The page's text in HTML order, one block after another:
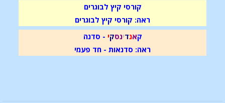
קורסי קיץ לבוגרים
ראה: קורסי קיץ לבוגרים
קאנדינסקי - סדנה
ראה: סדנאות - חד פעמי